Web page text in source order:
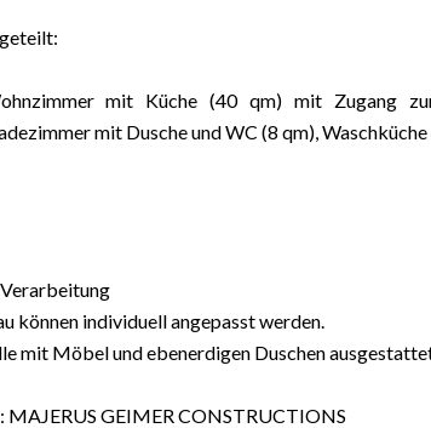
mit Küche (40 qm) mit Zugang
mit Dusche und WC (8 qm),
können individuell angepasst werden.
mit Möbel und ebenerdigen Duschen
MAJERUS GEIMER CONSTRUCTIONS